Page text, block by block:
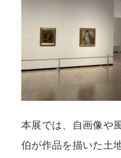
本展では、自画像や
伯が作品を描いた土